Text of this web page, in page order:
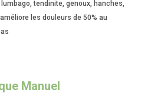
tendinite, genoux, hanches,
les douleurs de 50% au
Manuel